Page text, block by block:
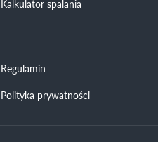
Kalkulator spalania
Regulamin
Polityka prywatności